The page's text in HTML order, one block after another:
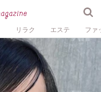
リラク エステ ファ